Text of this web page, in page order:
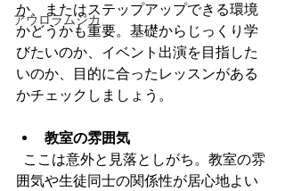
アウロラムジカ
か、またはステップアップできる環境
かどうかも重要。基礎からじっくり学
びたいのか、イベント出演を目指した
いのか、目的に合ったレッスンがある
かチェックしましょう。
教室の雰囲気
囲気や生徒同士の関係性が居心地よい